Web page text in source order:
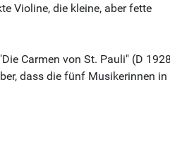
Violine, die kleine, aber fette
Carmen von St. Pauli" (D
dass die fünf Musikerinnen in